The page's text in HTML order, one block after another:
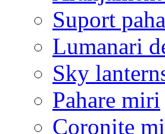
Suport
Lumanari
Sky
Pahare miri
Coronite